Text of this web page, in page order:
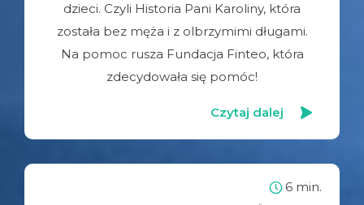
dzieci. Czyli Historia Pani Karoliny, która
została bez męża i z olbrzymimi długami.
Na pomoc rusza Fundacja Finteo, która
zdecydowała się pomóc!
Czytaj dalej
6 min.